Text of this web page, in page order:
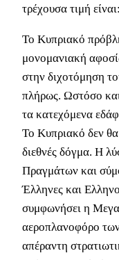
τρέχουσα τιμή
Το Κυπριακό
μονομανιακή
στην διχοτόμηση
πλήρως. Ωστόσο
τα κατεχόμενα
Το Κυπριακό δεν
διεθνές δόγμα. Η
Πραγμάτων και
Έλληνες και
συμφωνήσει η
αεροπλανοφόρο
απέραντη